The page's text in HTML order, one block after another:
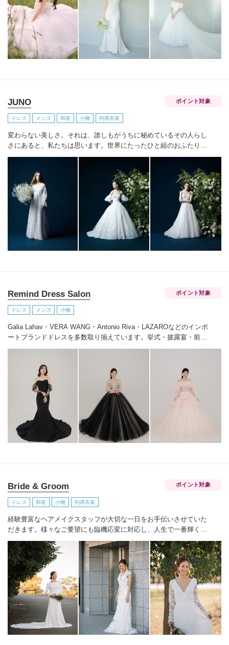
い花を咲かせ今よりずっと好きな自分へ。
JUNO ポイント対象
ドレス メンズ 和装 小物 列席衣装
変わらない美しさ。それは、誰しもがうちに秘めているその人らし
さにあると、私たちは思います。 世界にたったひと組のおふたりの
これまでと、これからの物語に思いを馳せながら。おふたりの内面
がら。衣裳をあわせる時間は、結婚式のその日だけではなく、その
先もつづくおふたりの人生を彩る時間。らしく輝く、自信とよろこ
びに満ちたすべての幸せの瞬間のために。その人らしさという、変
わらない美しさを 私たちは求めつづけています。
Remind Dress Salon ポイント対象
ドレス メンズ 小物
Galia Lahav・VERA WANG・Antonio Riva・LAZAROなどのインポ
ートブランドドレスを多数取り揃えています。挙式・披露宴・前撮
り・二次会などのお貸出しも可能です。その他、カラードレスも取
ドアクセサリー・イヤリング・ピアス・シューズ・ベールが無料で
付きます。
Bride & Groom ポイント対象
ドレス 和装 小物 列席衣装
経験豊富なヘアメイクスタッフが大切な一日をお手伝いさせていた
だきます。様々なご要望にも臨機応変に対応し、人生で一番輝く笑
顔を創り出します。